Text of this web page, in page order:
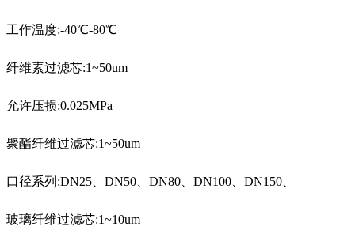
工作温度:-40℃-80℃
纤维素过滤芯:1~50um
允许压损:0.025MPa
聚酯纤维过滤芯:1~50um
口径系列:DN25、DN50、DN80、DN100、DN150、
玻璃纤维过滤芯:1~10um